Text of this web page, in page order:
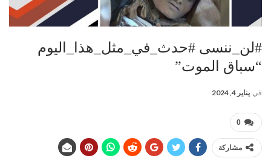
#لن_ننسى #حدث_في_مثل_هذا_اليوم
“سباق الموت”
في يناير 4, 2024
0
مشاركة